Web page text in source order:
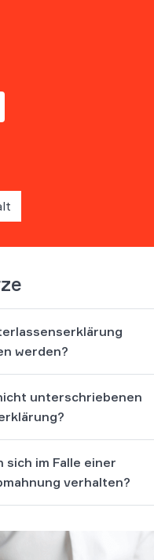
werden?
unterschriebenen
sich im Falle einer
verhalten?